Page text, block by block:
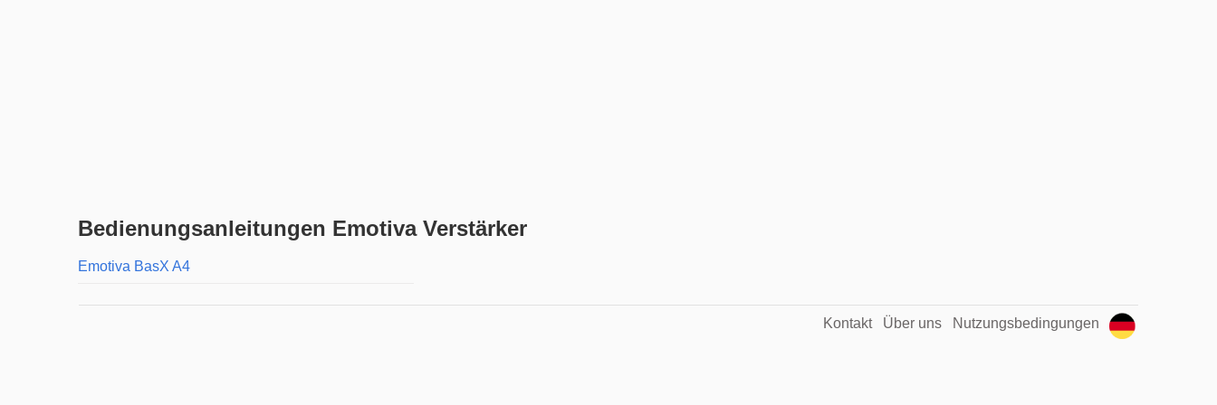
Bedienungsanleitungen Emotiva Verstärker
Emotiva BasX A4
Kontakt Über uns Nutzungsbedingungen